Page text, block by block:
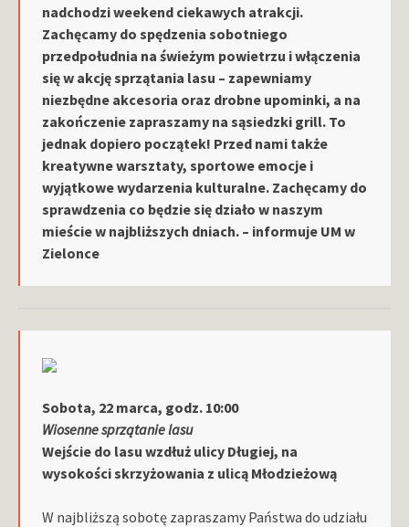
nadchodzi weekend ciekawych atrakcji.
Zachęcamy do spędzenia sobotniego
przedpołudnia na świeżym powietrzu i włączenia
się w akcję sprzątania lasu – zapewniamy
niezbędne akcesoria oraz drobne upominki, a na
zakończenie zapraszamy na sąsiedzki grill. To
jednak dopiero początek! Przed nami także
kreatywne warsztaty, sportowe emocje i
wyjątkowe wydarzenia kulturalne. Zachęcamy do
sprawdzenia co będzie się działo w naszym
mieście w najbliższych dniach. – informuje UM w
Zielonce
Sobota, 22 marca, godz. 10:00
Wiosenne sprzątanie lasu
Wejście do lasu wzdłuż ulicy Długiej, na
wysokości skrzyżowania z ulicą Młodzieżową
W najbliższą sobotę zapraszamy Państwa do udziału